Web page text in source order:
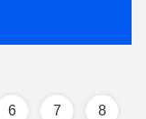
6 7 8